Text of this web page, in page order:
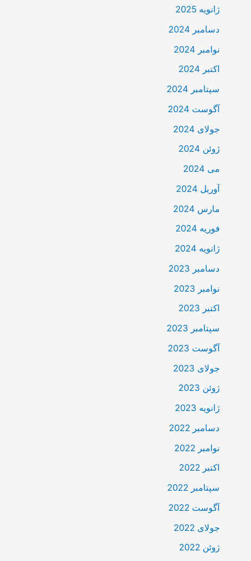
ژانویه 2025
دسامبر 2024
نوامبر 2024
اکتبر 2024
سپتامبر 2024
آگوست 2024
جولای 2024
ژوئن 2024
می 2024
آوریل 2024
مارس 2024
فوریه 2024
ژانویه 2024
دسامبر 2023
نوامبر 2023
اکتبر 2023
سپتامبر 2023
آگوست 2023
جولای 2023
ژوئن 2023
ژانویه 2023
دسامبر 2022
نوامبر 2022
اکتبر 2022
سپتامبر 2022
آگوست 2022
جولای 2022
ژوئن 2022